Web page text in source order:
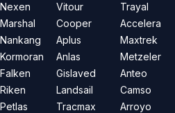
Nexen
Marshal
Nankang
Kormoran
Falken
Riken
Petlas
Vitour
Cooper
Aplus
Anlas
Gislaved
Landsail
Tracmax
Trayal
Accelera
Maxtrek
Metzeler
Anteo
Camso
Arroyo